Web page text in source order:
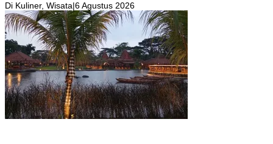
Di Kuliner, Wisata|6 Agustus 2026